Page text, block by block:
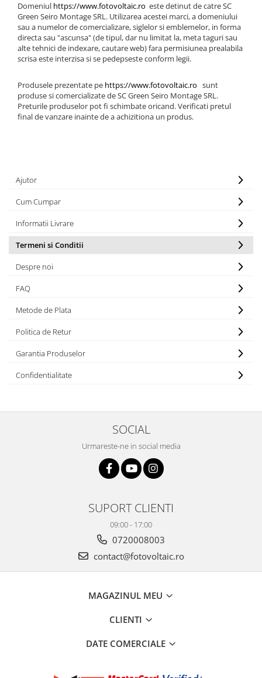
Domeniul https://www.fotovoltaic.ro este detinut de catre SC
Green Seiro Montage SRL. Utilizarea acestei marci, a domeniului
sau a numelor de comercializare, siglelor si emblemelor, in forma
directa sau "ascunsa" (de tipul, dar nu limitat la, meta taguri sau
alte tehnici de indexare, cautare web) fara permisiunea prealabila
scrisa este interzisa si se pedepseste conform legii.
Produsele prezentate pe https://www.fotovoltaic.ro sunt
produse si comercializate de SC Green Seiro Montage SRL.
Preturile produselor pot fi schimbate oricand. Verificati pretul
final de vanzare inainte de a achizitiona un produs.
Ajutor
Cum Cumpar
Informatii Livrare
Termeni si Conditii
Despre noi
FAQ
Metode de Plata
Politica de Retur
Garantia Produselor
Confidentialitate
SOCIAL
Urmareste-ne in social media
SUPORT CLIENTI
09:00 - 17:00
0720008003
contact@fotovoltaic.ro
MAGAZINUL MEU
CLIENTI
DATE COMERCIALE